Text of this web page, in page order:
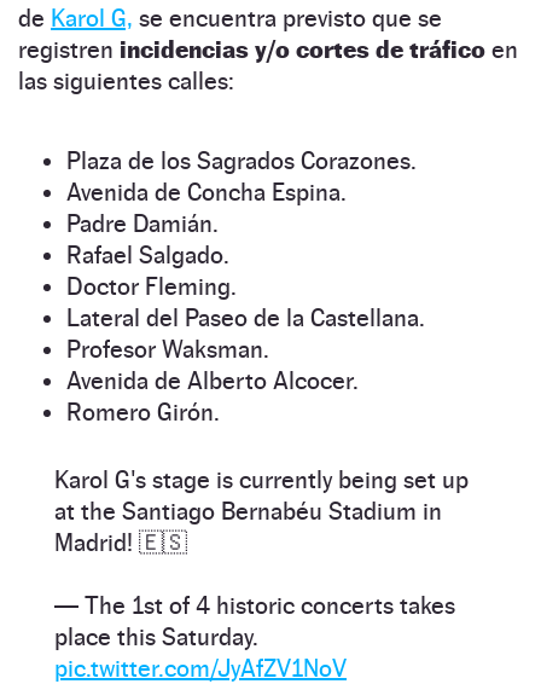
de Karol G, se encuentra previsto que se
registren incidencias y/o cortes de tráfico en
las siguientes calles:
Plaza de los Sagrados Corazones.
Avenida de Concha Espina.
Padre Damián.
Rafael Salgado.
Doctor Fleming.
Lateral del Paseo de la Castellana.
Profesor Waksman.
Avenida de Alberto Alcocer.
Romero Girón.
Karol G's stage is currently being set up
at the Santiago Bernabéu Stadium in
Madrid! 🇪🇸
— The 1st of 4 historic concerts takes
place this Saturday.
pic.twitter.com/JyAfZV1NoV